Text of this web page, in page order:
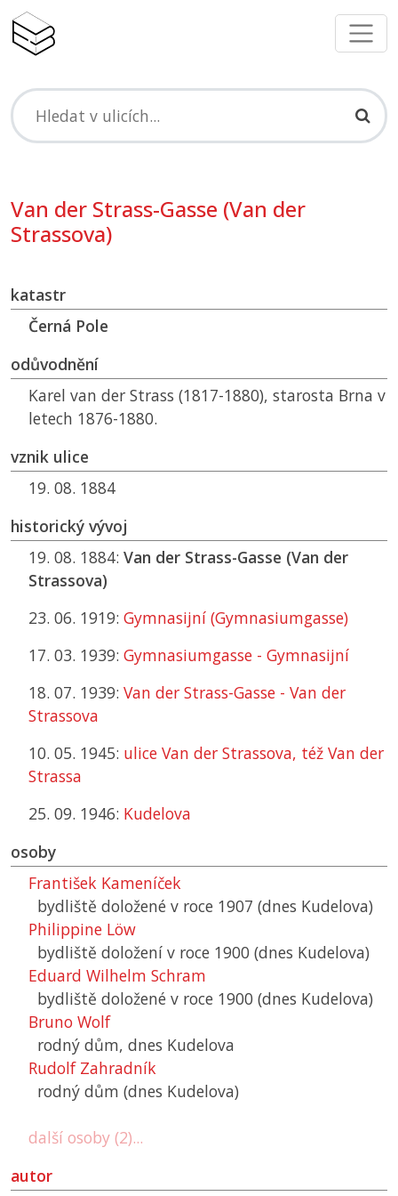
Van der Strass-Gasse (Van der
Strassova)
katastr
Černá Pole
odůvodnění
Karel van der Strass (1817-1880), starosta Brna v
letech 1876-1880.
vznik ulice
19. 08. 1884
historický vývoj
19. 08. 1884: Van der Strass-Gasse (Van der
Strassova)
23. 06. 1919: Gymnasijní (Gymnasiumgasse)
17. 03. 1939: Gymnasiumgasse - Gymnasijní
18. 07. 1939: Van der Strass-Gasse - Van der
Strassova
10. 05. 1945: ulice Van der Strassova, též Van der
Strassa
25. 09. 1946: Kudelova
osoby
František Kameníček
bydliště doložené v roce 1907 (dnes Kudelova)
Philippine Löw
bydliště doložení v roce 1900 (dnes Kudelova)
Eduard Wilhelm Schram
bydliště doložené v roce 1900 (dnes Kudelova)
Bruno Wolf
rodný dům, dnes Kudelova
Rudolf Zahradník
rodný dům (dnes Kudelova)
další osoby (2)...
autor